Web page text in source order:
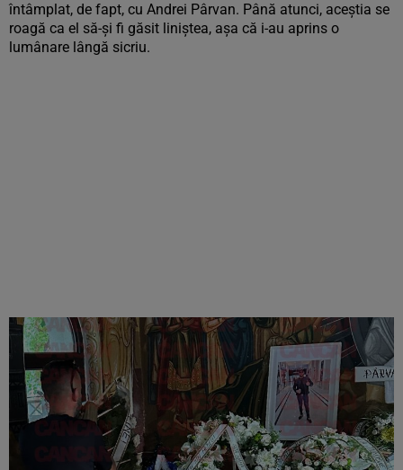
întâmplat, de fapt, cu Andrei Pârvan. Până atunci, aceștia se
roagă ca el să-și fi găsit liniștea, așa că i-au aprins o
lumânare lângă sicriu.